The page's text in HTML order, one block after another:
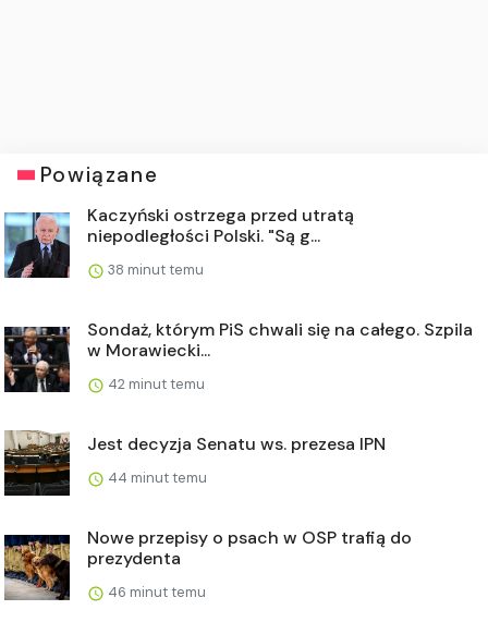
Powiązane
Kaczyński ostrzega przed utratą
niepodległości Polski. "Są g...
38 minut temu
Sondaż, którym PiS chwali się na całego. Szpila
w Morawiecki...
42 minut temu
Jest decyzja Senatu ws. prezesa IPN
44 minut temu
Nowe przepisy o psach w OSP trafią do
prezydenta
46 minut temu